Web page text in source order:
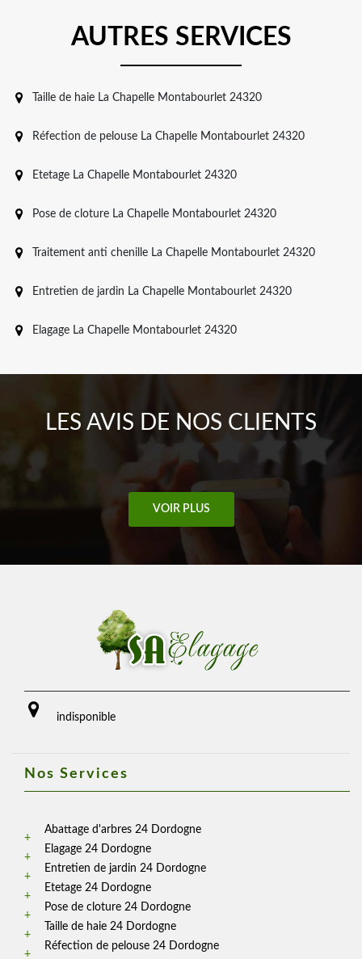
AUTRES SERVICES
Taille de haie La Chapelle Montabourlet 24320
Réfection de pelouse La Chapelle Montabourlet 24320
Etetage La Chapelle Montabourlet 24320
Pose de cloture La Chapelle Montabourlet 24320
Traitement anti chenille La Chapelle Montabourlet 24320
Entretien de jardin La Chapelle Montabourlet 24320
Elagage La Chapelle Montabourlet 24320
LES AVIS DE NOS CLIENTS
VOIR PLUS
indisponible
Nos Services
Abattage d'arbres 24 Dordogne
Elagage 24 Dordogne
Entretien de jardin 24 Dordogne
Etetage 24 Dordogne
Pose de cloture 24 Dordogne
Taille de haie 24 Dordogne
Réfection de pelouse 24 Dordogne